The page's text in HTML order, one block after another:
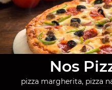
Nos
pizza margherita, pizza